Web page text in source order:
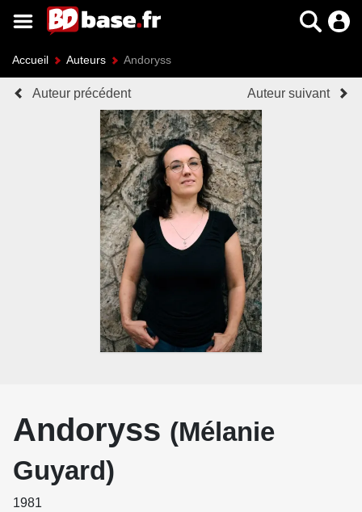
Accueil Auteurs Andoryss
Auteur précédent Auteur suivant
Andoryss (Mélanie
Guyard)
1981